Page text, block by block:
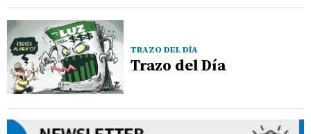
TRAZO DEL DÍA
Trazo del Día